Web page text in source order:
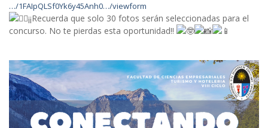
…/1FAIpQLSf0Yk6y45Anh0…/viewform
¡¡Recuerda que solo 30 fotos serán seleccionadas para el
concurso. No te pierdas esta oportunidad!!